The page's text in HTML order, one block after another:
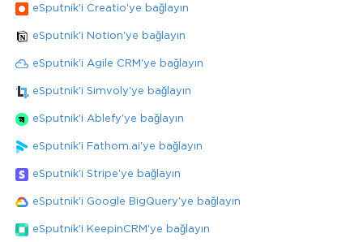
eSputnik'i Creatio'ye bağlayın
eSputnik'i Notion'ye bağlayın
eSputnik'i Agile CRM'ye bağlayın
eSputnik'i Simvoly'ye bağlayın
eSputnik'i Ablefy'ye bağlayın
eSputnik'i Fathom.ai'ye bağlayın
eSputnik'i Stripe'ye bağlayın
eSputnik'i Google BigQuery'ye bağlayın
eSputnik'i KeepinCRM'ye bağlayın